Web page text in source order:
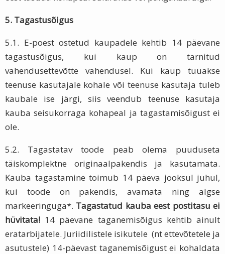
5. Tagastusõigus
5.1. E-poest ostetud kaupadele kehtib 14 päevane
tagastusõigus, kui kaup on tarnitud
vahendusettevõtte vahendusel. Kui kaup tuuakse
teenuse kasutajale kohale või teenuse kasutaja tuleb
kaubale ise järgi, siis veendub teenuse kasutaja
kauba seisukorraga kohapeal ja tagastamisõigust ei
ole.
5.2. Tagastatav toode peab olema puuduseta
täiskomplektne originaalpakendis ja kasutamata.
Kauba tagastamine toimub 14 päeva jooksul juhul,
kui toode on pakendis, avamata ning algse
markeeringuga*. Tagastatud kauba eest postitasu ei
hüvitata! 14 päevane taganemisõigus kehtib ainult
eratarbijatele. Juriidilistele isikutele (nt ettevõtetele ja
asutustele) 14-päevast taganemisõigust ei kohaldata